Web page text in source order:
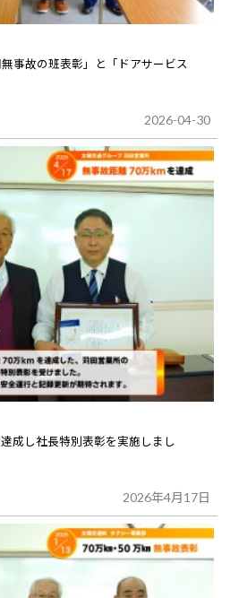
事故の班表彰」と「ドアサービス
2026-04-30
成し社長特別表彰を実施しまし
2026年4月17日